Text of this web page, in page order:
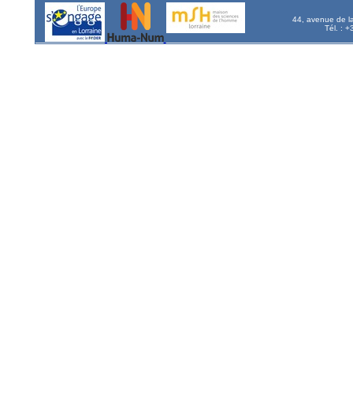
44, avenue de
Tél. :